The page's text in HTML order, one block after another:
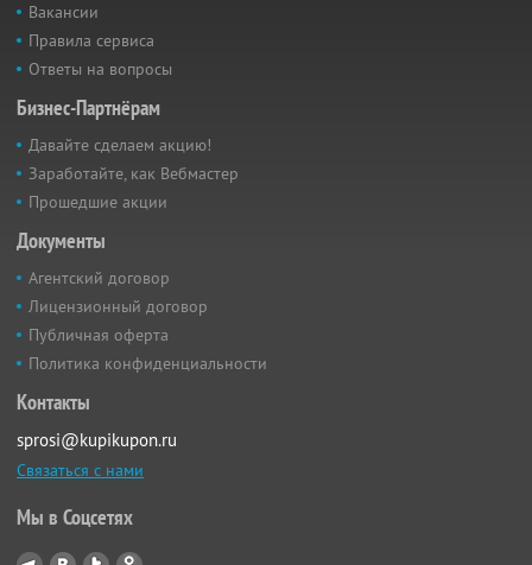
Вакансии
Правила сервиса
Ответы на вопросы
Бизнес-Партнёрам
Давайте сделаем акцию!
Заработайте, как Вебмастер
Прошедшие акции
Документы
Агентский договор
Лицензионный договор
Публичная оферта
Политика конфиденциальности
Контакты
sprosi@kupikupon.ru
Связаться с нами
Мы в Соцсетях